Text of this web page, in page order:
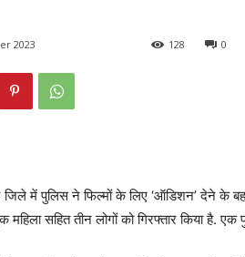
2023 0
128
जिले में पुलिस ने फिल्मों के लिए ‘ऑडिशन’ देने के
सहित तीन लोगों को गिरफ्तार किया है. एक